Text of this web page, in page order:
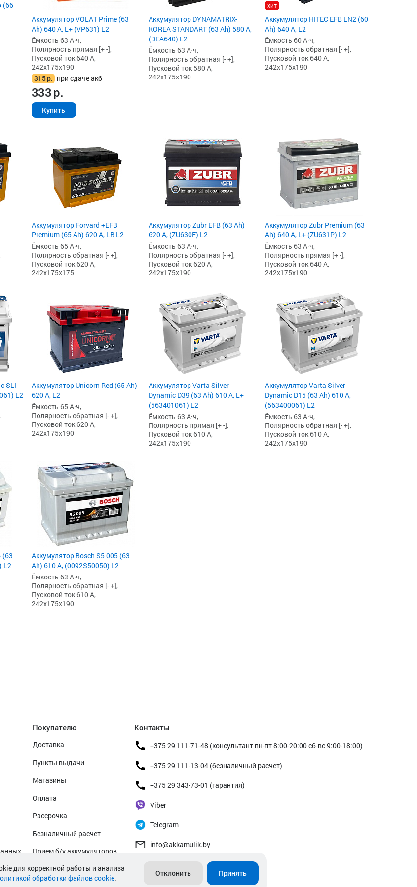
(66
Аккумулятор VOLAT Prime (63
Ah) 640 А, L+ (VP631) L2
Ёмкость 63 А·ч,
Полярность прямая [+ -],
Пусковой ток 640 А,
242x175x190
315р. при сдаче акб
333р.
Купить
Аккумулятор DYNAMATRIX-
KOREA STANDART (63 Ah) 580 А,
(DEA640) L2
Ёмкость 63 А·ч,
Полярность обратная [- +],
Пусковой ток 580 А,
242x175x190
хит
Аккумулятор HITEC EFB LN2 (60
Ah) 640 А, L2
Ёмкость 60 А·ч,
Полярность обратная [- +],
Пусковой ток 640 А,
242x175x190
Аккумулятор Forvard +EFB
Premium (65 Ah) 620 А, LB L2
Ёмкость 65 А·ч,
Полярность обратная [- +],
Пусковой ток 620 А,
242x175x175
Аккумулятор Zubr EFB (63 Ah)
620 А, (ZU630F) L2
Ёмкость 63 А·ч,
Полярность обратная [- +],
Пусковой ток 620 А,
242x175x190
Аккумулятор Zubr Premium (63
Ah) 640 А, L+ (ZU631P) L2
Ёмкость 63 А·ч,
Полярность прямая [+ -],
Пусковой ток 640 А,
242x175x190
SLI
L2
Аккумулятор Unicorn Red (65 Ah)
620 А, L2
Ёмкость 65 А·ч,
Полярность обратная [- +],
Пусковой ток 620 А,
242x175x190
Аккумулятор Varta Silver
Dynamic D39 (63 Ah) 610 А, L+
(563401061) L2
Ёмкость 63 А·ч,
Полярность прямая [+ -],
Пусковой ток 610 А,
242x175x190
Аккумулятор Varta Silver
Dynamic D15 (63 Ah) 610 А,
(563400061) L2
Ёмкость 63 А·ч,
Полярность обратная [- +],
Пусковой ток 610 А,
242x175x190
(63
L2
Аккумулятор Bosch S5 005 (63
Ah) 610 А, (0092S50050) L2
Ёмкость 63 А·ч,
Полярность обратная [- +],
Пусковой ток 610 А,
242x175x190
Покупателю
Доставка
Пункты выдачи
Магазины
Оплата
Рассрочка
Безналичный расчет
Прием б/у аккумуляторов
Гарантийное обслуживание
Контакты
+375 29 111-71-48 (консультант пн-пт 8:00-20:00 сб-вс 9:00-18:00)
+375 29 111-13-04 (безналичный расчет)
+375 29 343-73-01 (гарантия)
Viber
Telegram
info@akkamulik.by
для корректной работы и анализа
обработки файлов cookie.
Отклонить Принять